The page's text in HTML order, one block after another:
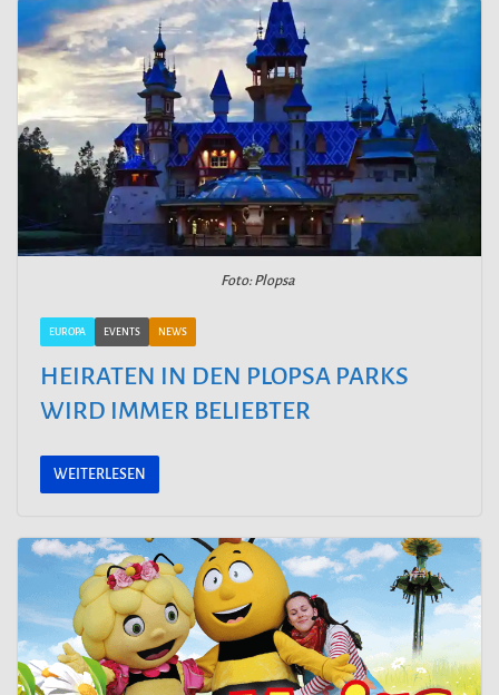
Foto: Plopsa
EUROPA EVENTS NEWS
HEIRATEN IN DEN PLOPSA PARKS
WIRD IMMER BELIEBTER
WEITERLESEN